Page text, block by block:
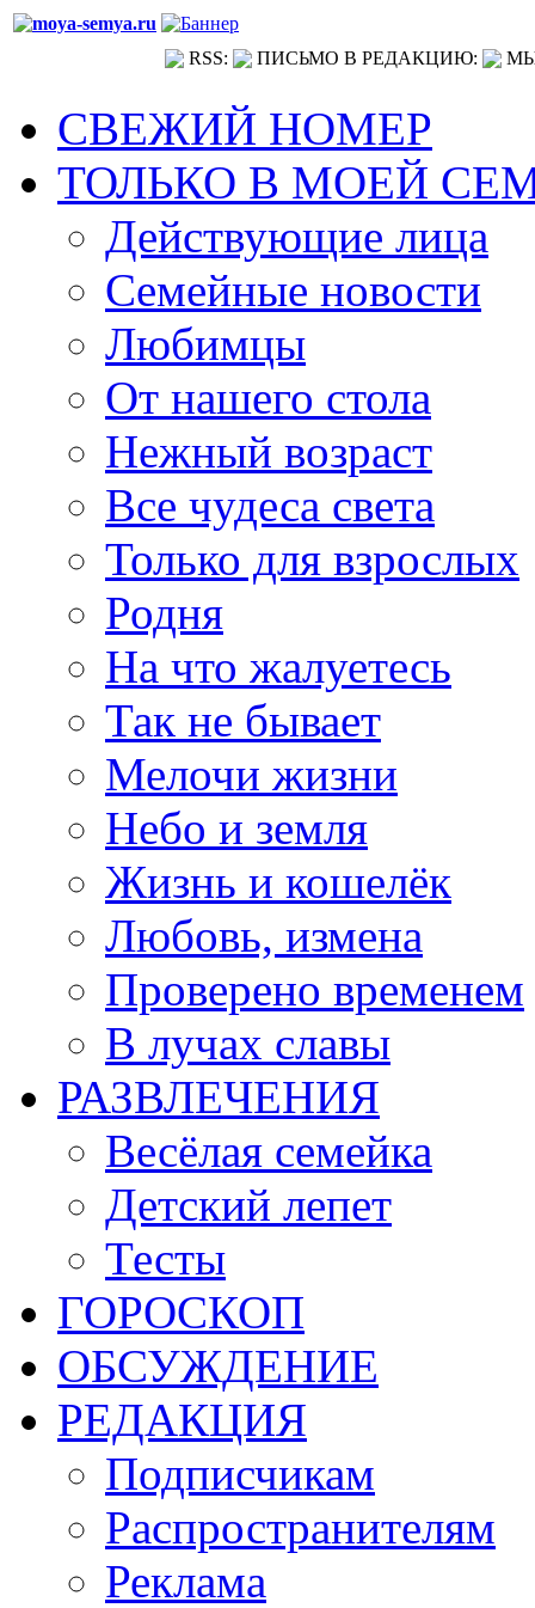
RSS: ПИСЬМО В РЕДАКЦИЮ:
СВЕЖИЙ НОМЕР
ТОЛЬКО В МОЕЙ
Действующие лица
Семейные новости
Любимцы
От нашего стола
Нежный возраст
Все чудеса света
Только для взрослых
Родня
На что жалуетесь
Так не бывает
Мелочи жизни
Небо и земля
Жизнь и кошелёк
Любовь, измена
Проверено временем
В лучах славы
РАЗВЛЕЧЕНИЯ
Весёлая семейка
Детский лепет
Тесты
ГОРОСКОП
ОБСУЖДЕНИЕ
РЕДАКЦИЯ
Подписчикам
Распространителям
Реклама